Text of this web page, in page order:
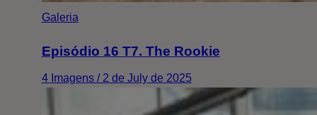
Galeria
Episódio 16 T7. The Rookie
4 Imagens / 2 de July de 2025